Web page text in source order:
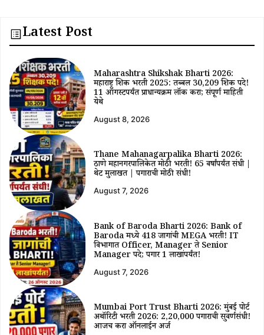
Latest Post
Maharashtra Shikshak Bharti 2026:
महाराष्ट्र शिक्षक भरती 2025: तब्बल 30,209 शिक्षक पदे!
11 ऑगस्टपर्यंत प्राधान्यक्रम लॉक करा; संपूर्ण माहिती
येथे
August 8, 2026
Thane Mahanagarpalika Bharti 2026:
ठाणे महानगरपालिकेत मोठी भरती! 65 वर्षांपर्यंत संधी |
थेट मुलाखत | पगाराची मोठी संधी!
August 7, 2026
Bank of Baroda Bharti 2026: Bank of
Baroda मध्ये 418 जागांची MEGA भरती! IT
विभागात Officer, Manager ते Senior
Manager पदे; पगार ₹1 लाखांपर्यंत!
August 7, 2026
Mumbai Port Trust Bharti 2026: मुंबई पोर्ट
अथॉरिटी भरती 2026: ₹2,20,000 पगाराची सुवर्णसंधी!
आजच करा ऑनलाईन अर्ज